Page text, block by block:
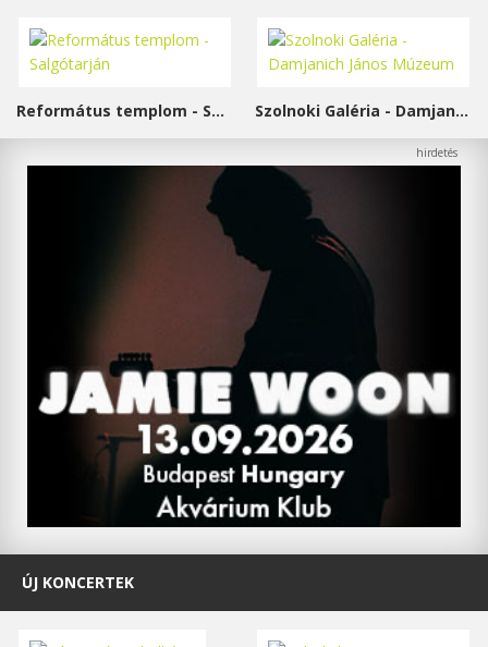
Református templom - Salgótarján Szolnoki Galéria - Damjanich János Múzeum
ÚJ KONCERTEK